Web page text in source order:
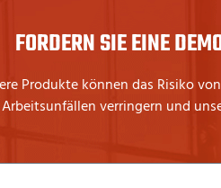
FORDERN SIE EINE
Produkte können das Risiko
Arbeitsunfällen verringern und